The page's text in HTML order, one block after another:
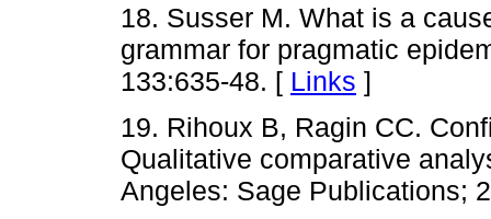
18. Susser M. What is a
grammar for pragmatic
133:635-48. [ Links ]
19. Rihoux B, Ragin CC.
Qualitative comparative
Angeles: Sage Publications;